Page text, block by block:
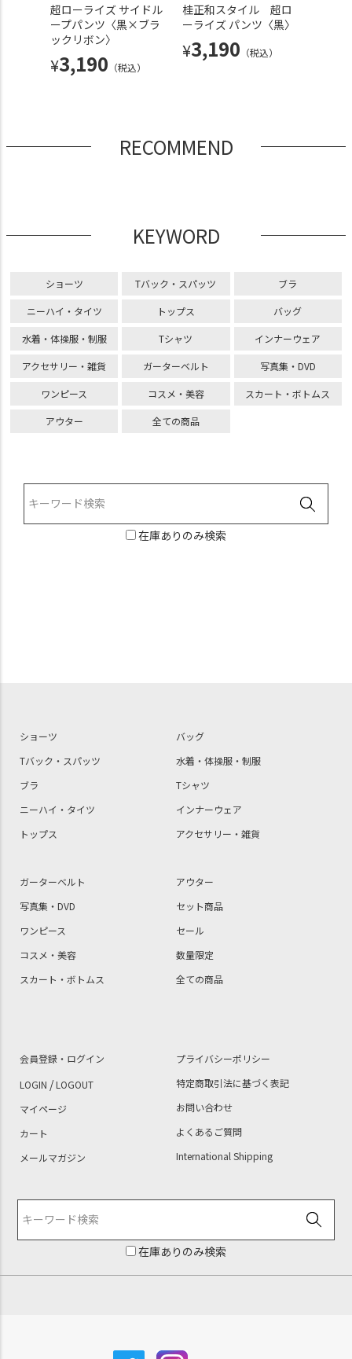
超ローライズ サイドル
ープパンツ〈黒×ブラ
ックリボン〉
¥3,190 （税込）
桂正和スタイル 超ロ
ーライズ パンツ〈黒〉
¥3,190 （税込）
RECOMMEND
KEYWORD
ショーツ Tバック・スパッツ ブラ
ニーハイ・タイツ トップス バッグ
水着・体操服・制服 Tシャツ インナーウェア
アクセサリー・雑貨 ガーターベルト 写真集・DVD
ワンピース コスメ・美容 スカート・ボトムス
アウター 全ての商品
在庫ありのみ検索
ショーツ
Tバック・スパッツ
ブラ
ニーハイ・タイツ
トップス
バッグ
水着・体操服・制服
Tシャツ
インナーウェア
アクセサリー・雑貨
ガーターベルト
写真集・DVD
ワンピース
コスメ・美容
スカート・ボトムス
アウター
セット商品
セール
数量限定
全ての商品
会員登録・ログイン
LOGIN /LOGOUT
マイページ
カート
メールマガジン
プライバシーポリシー
特定商取引法に基づく表記
お問い合わせ
よくあるご質問
International Shipping
在庫ありのみ検索